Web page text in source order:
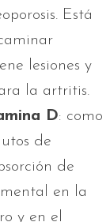
Está
lesiones y
la artritis.
D: como
de
de
en la
y en el